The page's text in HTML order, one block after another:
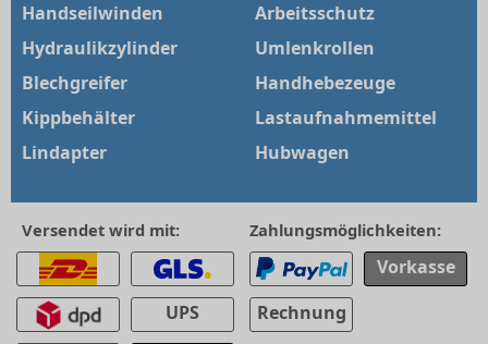
Handseilwinden
Hydraulikzylinder
Blechgreifer
Kippbehälter
Lindapter
Arbeitsschutz
Umlenkrollen
Handhebezeuge
Lastaufnahmemittel
Hubwagen
Versendet wird mit:
UPS
Zahlungsmöglichkeiten:
Vorkasse
Rechnung